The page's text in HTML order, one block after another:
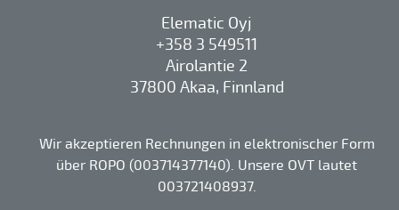
Elematic Oyj
+358 3 549511
Airolantie 2
37800 Akaa, Finnland
Wir akzeptieren Rechnungen in elektronischer Form
über ROPO (003714377140). Unsere OVT lautet
003721408937.